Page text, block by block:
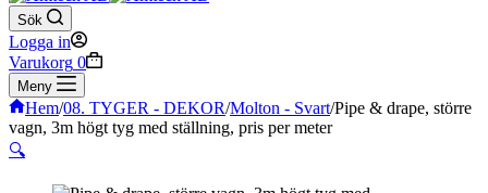
Sök
Logga in
Varukorg 0
Meny
Hem/08. TYGER - DEKOR/Molton - Svart/Pipe & drape, större
vagn, 3m högt tyg med ställning, pris per meter
🔍